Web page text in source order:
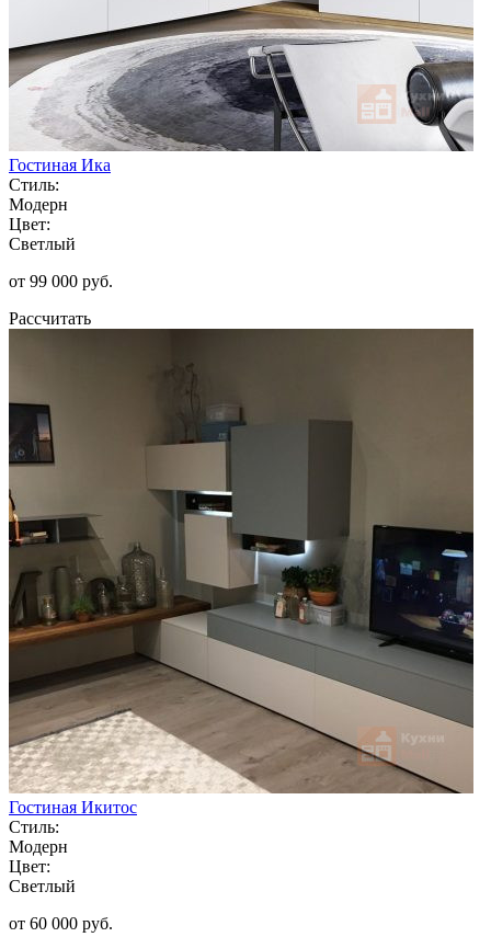
Гостиная Ика
Стиль:
Модерн
Цвет:
Светлый
от 99 000 руб.
Рассчитать
Гостиная Икитос
Стиль:
Модерн
Цвет:
Светлый
от 60 000 руб.